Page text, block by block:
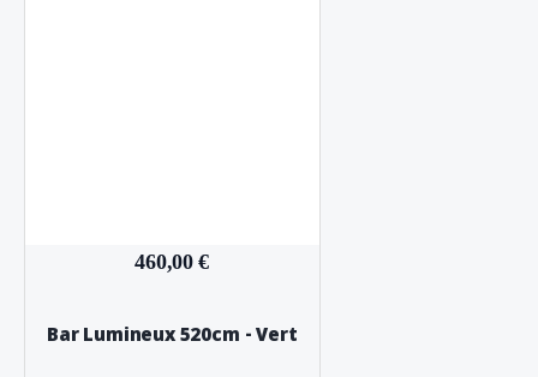
460,00 €
Bar Lumineux 520cm - Vert